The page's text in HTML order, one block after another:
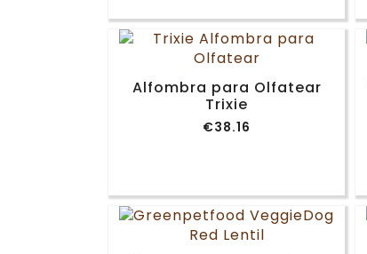
Alfombra para Olfatear
Trixie
€38.16